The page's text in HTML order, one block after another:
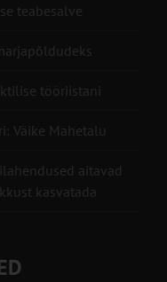
teabesalve
tööriistani
Väike Mahetalu
aitavad
kasvatada